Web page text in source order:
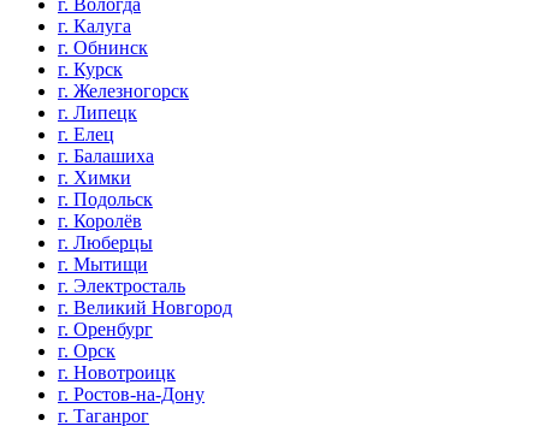
г. Вологда
г. Калуга
г. Обнинск
г. Курск
г. Железногорск
г. Липецк
г. Елец
г. Балашиха
г. Химки
г. Подольск
г. Королёв
г. Люберцы
г. Мытищи
г. Электросталь
г. Великий Новгород
г. Оренбург
г. Орск
г. Новотроицк
г. Ростов-на-Дону
г. Таганрог